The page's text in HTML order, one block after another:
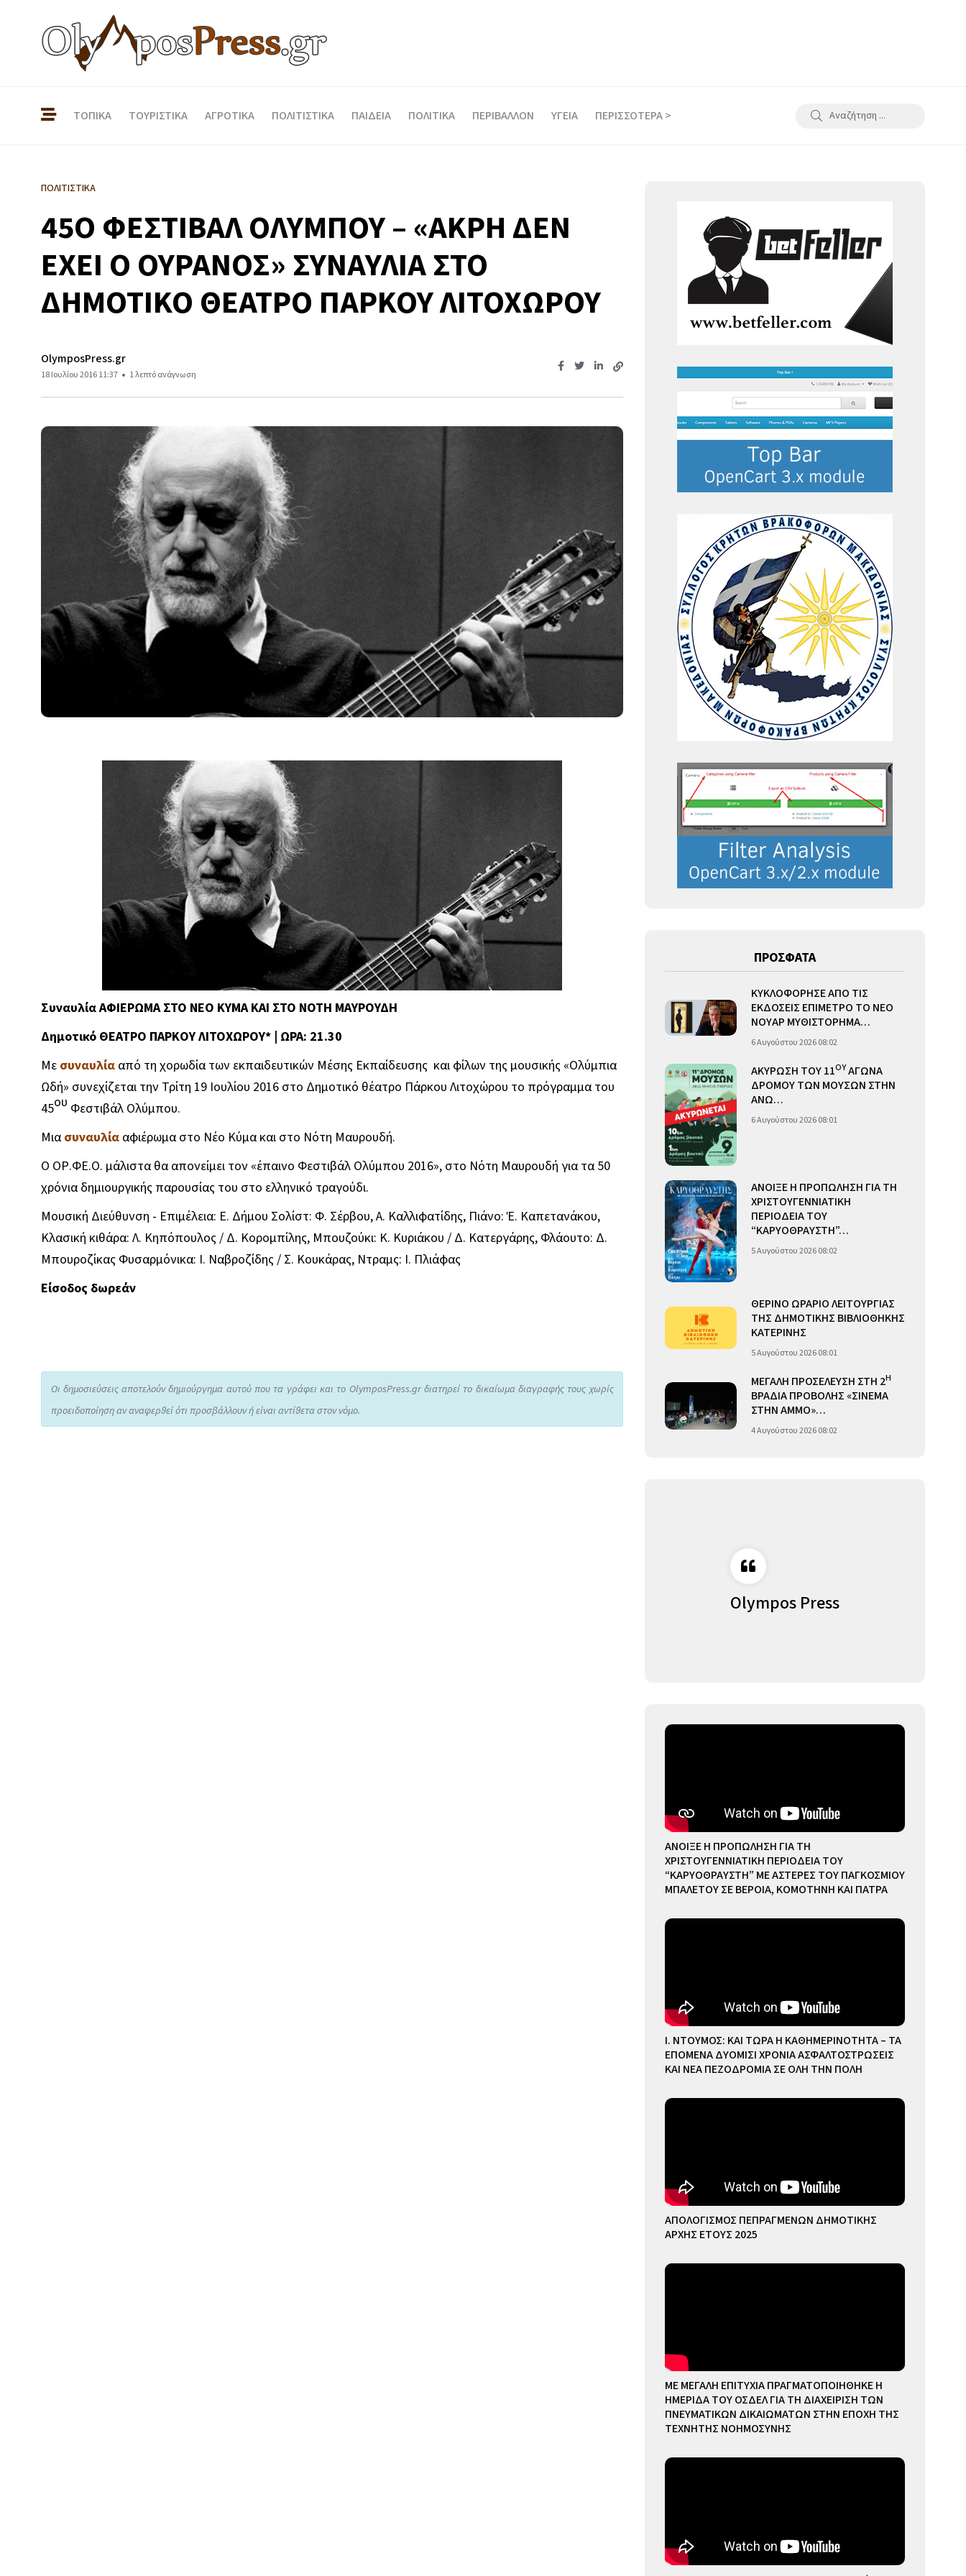
ΤΟΠΙΚΑ ΤΟΥΡΙΣΤΙΚΑ ΑΓΡΟΤΙΚΑ ΠΟΛΙΤΙΣΤΙΚΑ ΠΑΙΔΕΙΑ ΠΟΛΙΤΙΚΑ ΠΕΡΙΒΑΛΛΟΝ ΥΓΕΙΑ ΠΕΡΙΣΣΟΤΕΡΑ >
ΠΟΛΙΤΙΣΤΙΚΑ
45O ΦΕΣΤΙΒΑΛ ΟΛΥΜΠΟΥ – «ΑΚΡΗ ΔΕΝ
ΕΧΕΙ Ο ΟΥΡΑΝΟΣ» ΣΥΝΑΥΛΙΑ ΣΤΟ
ΔΗΜΟΤΙΚΟ ΘΕΑΤΡΟ ΠΑΡΚΟΥ ΛΙΤΟΧΩΡΟΥ
OlymposPress.gr
18 Ιουλίου 2016 11:37 1 λεπτό ανάγνωση
Συναυλία ΑΦΙΕΡΩΜΑ ΣΤΟ ΝΕΟ ΚΥΜΑ ΚΑΙ ΣΤΟ ΝΟΤΗ ΜΑΥΡΟΥΔΗ
Δημοτικό ΘΕΑΤΡΟ ΠΑΡΚΟΥ ΛΙΤΟΧΩΡΟΥ* | ΩΡΑ: 21.30
Με συναυλία από τη χορωδία των εκπαιδευτικών Μέσης Εκπαίδευσης και φίλων της μουσικής «Ολύμπια
Ωδή» συνεχίζεται την Τρίτη 19 Ιουλίου 2016 στο Δημοτικό θέατρο Πάρκου Λιτοχώρου το πρόγραμμα του
45ου Φεστιβάλ Ολύμπου.
Μιασυναυλία αφιέρωμα στο Νέο Κύμα και στο Νότη Μαυρουδή.
Ο ΟΡ.ΦΕ.Ο. μάλιστα θα απονείμει τον «έπαινο Φεστιβάλ Ολύμπου 2016», στο Νότη Μαυρουδή για τα 50
χρόνια δημιουργικής παρουσίας του στο ελληνικό τραγούδι.
Μουσική Διεύθυνση - Επιμέλεια: Ε. Δήμου Σολίστ: Φ. Σέρβου, Α. Καλλιφατίδης, Πιάνο: Έ. Καπετανάκου,
Κλασική κιθάρα: Λ. Κηπόπουλος / Δ. Κορομπίλης, Μπουζούκι: Κ. Κυριάκου / Δ. Κατεργάρης, Φλάουτο: Δ.
Μπουροζίκας Φυσαρμόνικα: Ι. Ναβροζίδης / Σ. Κουκάρας, Ντραμς: Ι. Πλιάφας
Είσοδος δωρεάν
Οι δημοσιεύσεις αποτελούν δημιούργημα αυτού που τα γράφει και το OlymposPress.gr διατηρεί το δικαίωμα διαγραφής τους χωρίς
προειδοποίηση αν αναφερθεί ότι προσβάλλουν ή είναι αντίθετα στον νόμο.
ΠΡΟΣΦΑΤΑ
ΚΥΚΛΟΦΟΡΗΣΕ ΑΠΟ ΤΙΣ
ΕΚΔΟΣΕΙΣ ΕΠΙΜΕΤΡΟ ΤΟ ΝΕΟ
ΝΟΥΑΡ ΜΥΘΙΣΤΟΡΗΜΑ…
6 Αυγούστου 2026 08:02
ΑΚΥΡΩΣΗ ΤΟΥ 11ΟΥΑΓΩΝΑ
ΔΡΟΜΟΥ ΤΩΝ ΜΟΥΣΩΝ ΣΤΗΝ
ΑΝΩ…
6 Αυγούστου 2026 08:01
ΑΝΟΙΞΕ Η ΠΡΟΠΩΛΗΣΗ ΓΙΑ ΤΗ
ΧΡΙΣΤΟΥΓΕΝΝΙΑΤΙΚΗ
ΠΕΡΙΟΔΕΙΑ ΤΟΥ
“ΚΑΡΥΟΘΡΑΥΣΤΗ”…
5 Αυγούστου 2026 08:02
ΘΕΡΙΝΟ ΩΡΑΡΙΟ ΛΕΙΤΟΥΡΓΙΑΣ
ΤΗΣ ΔΗΜΟΤΙΚΗΣ ΒΙΒΛΙΟΘΗΚΗΣ
ΚΑΤΕΡΙΝΗΣ
5 Αυγούστου 2026 08:01
ΜΕΓΑΛΗ ΠΡΟΣΕΛΕΥΣΗ ΣΤΗ 2Η
ΒΡΑΔΙΑ ΠΡΟΒΟΛΗΣ «ΣΙΝΕΜΑ
ΣΤΗΝ ΑΜΜΟ»…
4 Αυγούστου 2026 08:02
Olympos Press
ΑΝΟΙΞΕ Η ΠΡΟΠΩΛΗΣΗ ΓΙΑ ΤΗ
ΧΡΙΣΤΟΥΓΕΝΝΙΑΤΙΚΗ ΠΕΡΙΟΔΕΙΑ ΤΟΥ
“ΚΑΡΥΟΘΡΑΥΣΤΗ” ΜΕ ΑΣΤΕΡΕΣ ΤΟΥ ΠΑΓΚΟΣΜΙΟΥ
ΜΠΑΛΕΤΟΥ ΣΕ ΒΕΡΟΙΑ, ΚΟΜΟΤΗΝΗ ΚΑΙ ΠΑΤΡΑ
Ι. ΝΤΟΥΜΟΣ: ΚΑΙ ΤΩΡΑ Η ΚΑΘΗΜΕΡΙΝΟΤΗΤΑ – ΤΑ
ΕΠΟΜΕΝΑ ΔΥΟΜΙΣΙ ΧΡΟΝΙΑ ΑΣΦΑΛΤΟΣΤΡΩΣΕΙΣ
ΚΑΙ ΝΕΑ ΠΕΖΟΔΡΟΜΙΑ ΣΕ ΟΛΗ ΤΗΝ ΠΟΛΗ
ΑΠΟΛΟΓΙΣΜΟΣ ΠΕΠΡΑΓΜΕΝΩΝ ΔΗΜΟΤΙΚΗΣ
ΑΡΧΗΣ ΕΤΟΥΣ 2025
ΜΕ ΜΕΓΑΛΗ ΕΠΙΤΥΧΙΑ ΠΡΑΓΜΑΤΟΠΟΙΗΘΗΚΕ Η
ΗΜΕΡΙΔΑ ΤΟΥ ΟΣΔΕΛ ΓΙΑ ΤΗ ΔΙΑΧΕΙΡΙΣΗ ΤΩΝ
ΠΝΕΥΜΑΤΙΚΩΝ ΔΙΚΑΙΩΜΑΤΩΝ ΣΤΗΝ ΕΠΟΧΗ ΤΗΣ
ΤΕΧΝΗΤΗΣ ΝΟΗΜΟΣΥΝΗΣ